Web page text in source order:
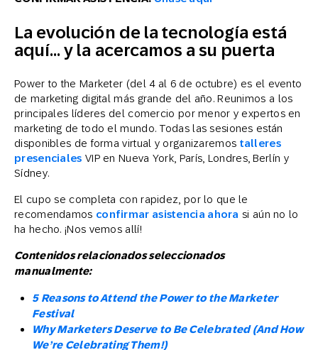
La evolución de la tecnología está
aquí… y la acercamos a su puerta
Power to the Marketer (del 4 al 6 de octubre) es el evento
de marketing digital más grande del año. Reunimos a los
principales líderes del comercio por menor y expertos en
marketing de todo el mundo. Todas las sesiones están
disponibles de forma virtual y organizaremos talleres
presenciales VIP en Nueva York, París, Londres, Berlín y
Sídney.
El cupo se completa con rapidez, por lo que le
recomendamos confirmar asistencia ahora si aún no lo
ha hecho. ¡Nos vemos allí!
Contenidos relacionados seleccionados
manualmente:
5 Reasons to Attend the Power to the Marketer
Festival
Why Marketers Deserve to Be Celebrated (And How
We’re Celebrating Them!)